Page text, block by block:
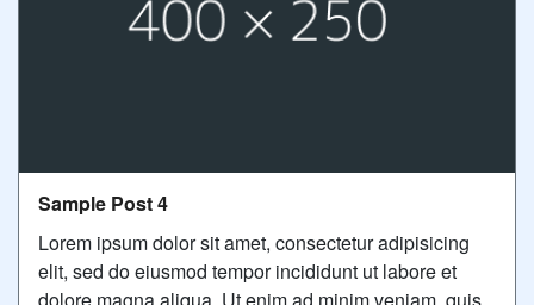
Sample Post 4
Lorem ipsum dolor sit amet, consectetur adipisicing
elit, sed do eiusmod tempor incididunt ut labore et